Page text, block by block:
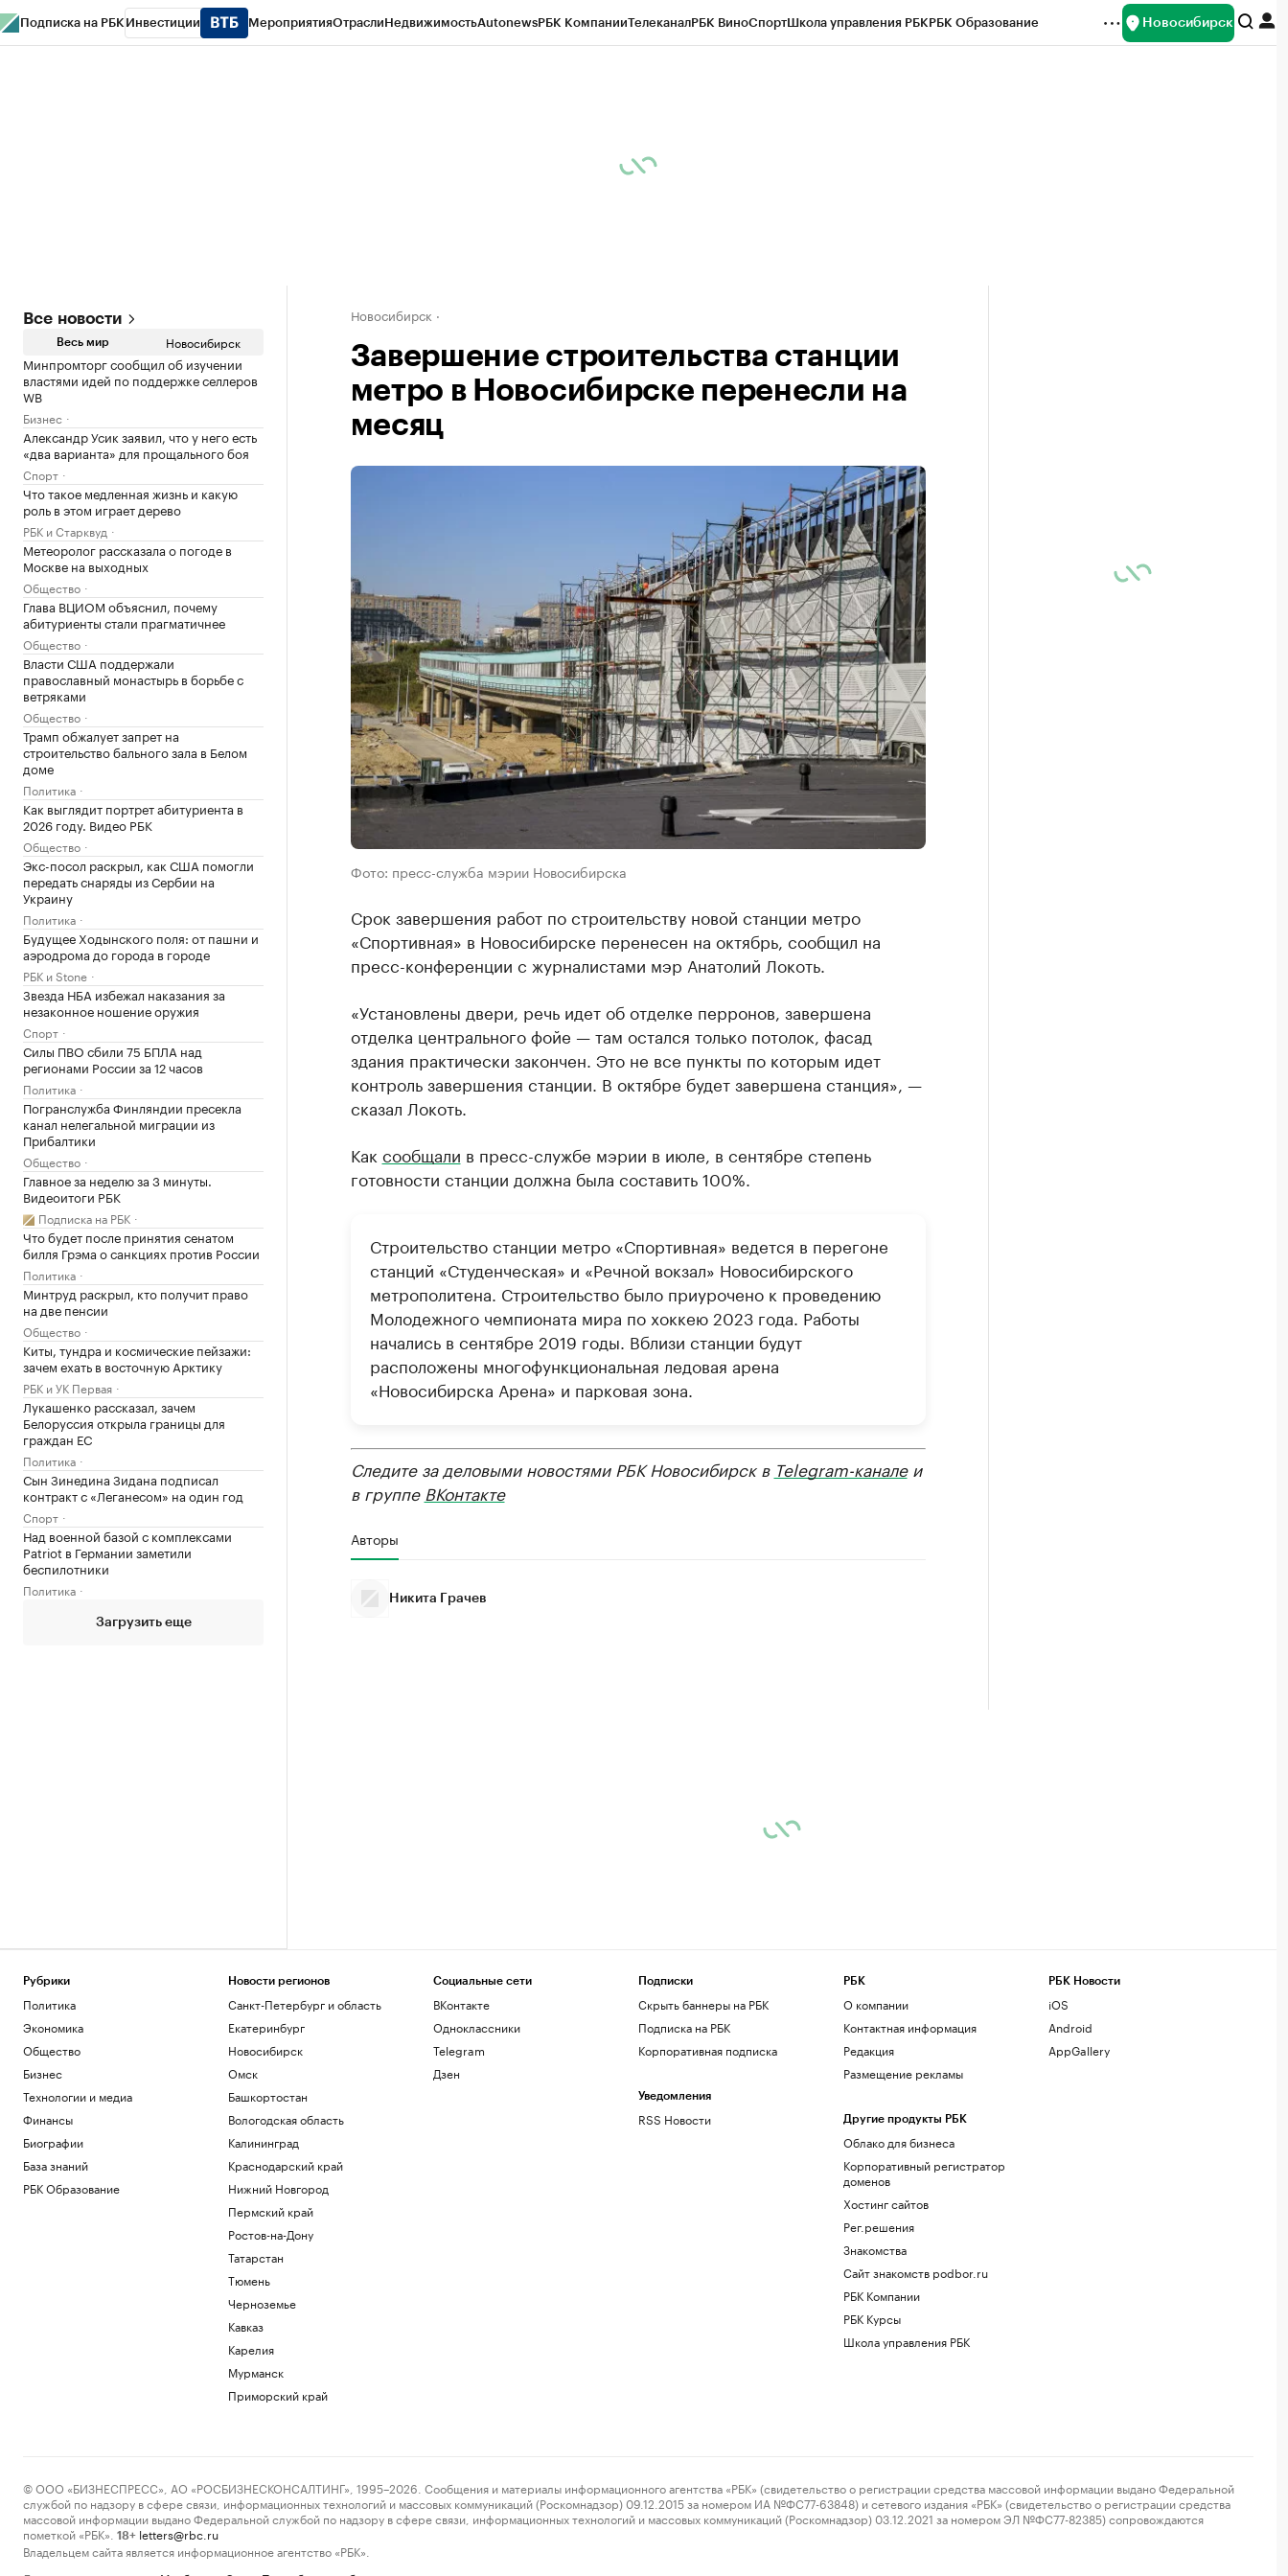
Подписка на РБК Инвестиции МероприятияОтраслиНедвижимостьAutonewsРБК КомпанииТелеканалРБК ВиноСпортШкола управления РБКРБК Образование Новосибирск
Все новости
Весь мир Новосибирск
Минпромторг сообщил об изучении
властями идей по поддержке селлеров
WB
Бизнес
Александр Усик заявил, что у него есть
«два варианта» для прощального боя
Спорт
Что такое медленная жизнь и какую
роль в этом играет дерево
РБК и Старквуд
Метеоролог рассказала о погоде в
Москве на выходных
Общество
Глава ВЦИОМ объяснил, почему
абитуриенты стали прагматичнее
Общество
Власти США поддержали
православный монастырь в борьбе с
ветряками
Общество
Трамп обжалует запрет на
строительство бального зала в Белом
доме
Политика
Как выглядит портрет абитуриента в
2026 году. Видео РБК
Общество
Экс-посол раскрыл, как США помогли
передать снаряды из Сербии на
Украину
Политика
Будущее Ходынского поля: от пашни и
аэродрома до города в городе
РБК и Stone
Звезда НБА избежал наказания за
незаконное ношение оружия
Спорт
Силы ПВО сбили 75 БПЛА над
регионами России за 12 часов
Политика
Погранслужба Финляндии пресекла
канал нелегальной миграции из
Прибалтики
Общество
Главное за неделю за 3 минуты.
Видеоитоги РБК
Подписка на РБК
Что будет после принятия сенатом
билля Грэма о санкциях против России
Политика
Минтруд раскрыл, кто получит право
на две пенсии
Общество
Киты, тундра и космические пейзажи:
зачем ехать в восточную Арктику
РБК и УК Первая
Лукашенко рассказал, зачем
Белоруссия открыла границы для
граждан ЕС
Политика
Сын Зинедина Зидана подписал
контракт с «Леганесом» на один год
Спорт
Над военной базой с комплексами
Patriot в Германии заметили
беспилотники
Политика
Загрузить еще
Новосибирск
Завершение строительства станции
метро в Новосибирске перенесли на
месяц
Фото: пресс-служба мэрии Новосибирска
Срок завершения работ по строительству новой станции метро
«Спортивная» в Новосибирске перенесен на октябрь, сообщил на
пресс-конференции с журналистами мэр Анатолий Локоть.
«Установлены двери, речь идет об отделке перронов, завершена
отделка центрального фойе — там остался только потолок, фасад
здания практически закончен. Это не все пункты по которым идет
контроль завершения станции. В октябре будет завершена станция», —
сказал Локоть.
Как сообщали в пресс-службе мэрии в июле, в сентябре степень
готовности станции должна была составить 100%.
Строительство станции метро «Спортивная» ведется в перегоне
станций «Студенческая» и «Речной вокзал» Новосибирского
метрополитена. Строительство было приурочено к проведению
Молодежного чемпионата мира по хоккею 2023 года. Работы
начались в сентябре 2019 годы. Вблизи станции будут
расположены многофункциональная ледовая арена
«Новосибирска Арена» и парковая зона.
Следите за деловыми новостями РБК Новосибирск в Telegram-каналеи
в группе ВКонтакте
Авторы
Никита Грачев
Рубрики
Политика
Экономика
Общество
Бизнес
Технологии и медиа
Финансы
Биографии
База знаний
РБК Образование
Новости регионов
Санкт-Петербург и область
Екатеринбург
Новосибирск
Омск
Башкортостан
Вологодская область
Калининград
Краснодарский край
Нижний Новгород
Пермский край
Ростов-на-Дону
Татарстан
Тюмень
Черноземье
Кавказ
Карелия
Мурманск
Приморский край
Социальные сети
ВКонтакте
Одноклассники
Telegram
Дзен
Подписки
Скрыть баннеры на РБК
Подписка на РБК
Корпоративная подписка
Уведомления
RSS Новости
РБК
О компании
Контактная информация
Редакция
Размещение рекламы
Другие продукты РБК
Облако для бизнеса
Корпоративный регистратор
доменов
Хостинг сайтов
Рег.решения
Знакомства
Сайт знакомств podbor.ru
РБК Компании
РБК Курсы
Школа управления РБК
РБК Новости
iOS
Android
AppGallery
© ООО «БИЗНЕСПРЕСС», АО «РОСБИЗНЕСКОНСАЛТИНГ», 1995–2026. Сообщения и материалы информационного агентства «РБК» (свидетельство о регистрации средства массовой информации выдано Федеральной
службой по надзору в сфере связи, информационных технологий и массовых коммуникаций (Роскомнадзор) 09.12.2015 за номером ИА №ФС77-63848) и сетевого издания «РБК» (свидетельство о регистрации средства
массовой информации выдано Федеральной службой по надзору в сфере связи, информационных технологий и массовых коммуникаций (Роскомнадзор) 03.12.2021 за номером ЭЛ №ФС77-82385) сопровождаются
пометкой «РБК».
18+ letters@rbc.ru
Владельцем сайта является информационное агентство «РБК».